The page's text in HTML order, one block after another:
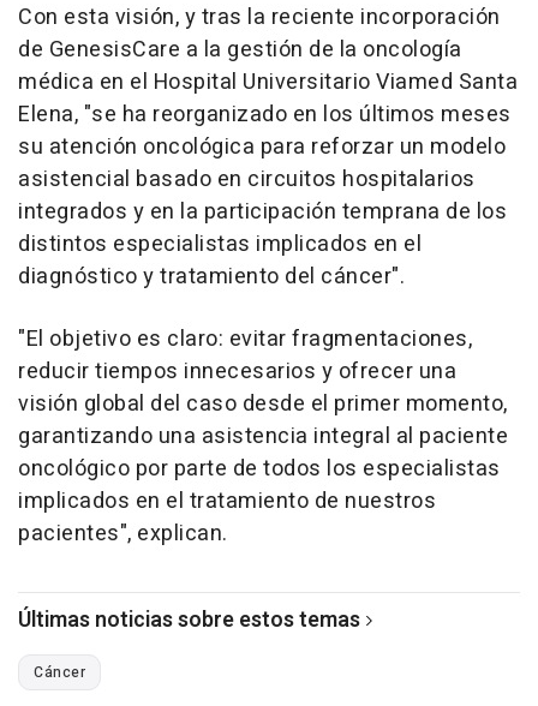
Con esta visión, y tras la reciente incorporación
de GenesisCare a la gestión de la oncología
médica en el Hospital Universitario Viamed Santa
Elena, "se ha reorganizado en los últimos meses
su atención oncológica para reforzar un modelo
asistencial basado en circuitos hospitalarios
integrados y en la participación temprana de los
distintos especialistas implicados en el
diagnóstico y tratamiento del cáncer".
"El objetivo es claro: evitar fragmentaciones,
reducir tiempos innecesarios y ofrecer una
visión global del caso desde el primer momento,
garantizando una asistencia integral al paciente
oncológico por parte de todos los especialistas
implicados en el tratamiento de nuestros
pacientes", explican.
Últimas noticias sobre estos temas
Cáncer